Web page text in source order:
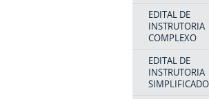
EDITAL DE
INSTRUTORIA
COMPLEXO
EDITAL DE
INSTRUTORIA
SIMPLIFICADO